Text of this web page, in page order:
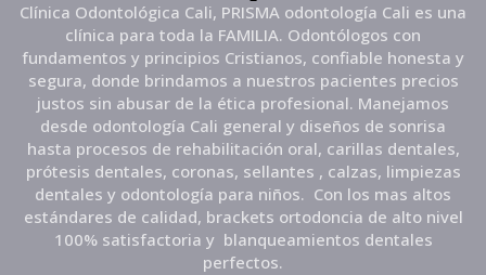
Clínica Odontológica Cali, PRISMA odontología Cali es una
clínica para toda la FAMILIA. Odontólogos con
fundamentos y principios Cristianos, confiable honesta y
segura, donde brindamos a nuestros pacientes precios
justos sin abusar de la ética profesional. Manejamos
desde odontología Cali general y diseños de sonrisa
hasta procesos de rehabilitación oral, carillas dentales,
prótesis dentales, coronas, sellantes , calzas, limpiezas
dentales y odontología para niños. Con los mas altos
estándares de calidad, brackets ortodoncia de alto nivel
100% satisfactoria y blanqueamientos dentales
perfectos.